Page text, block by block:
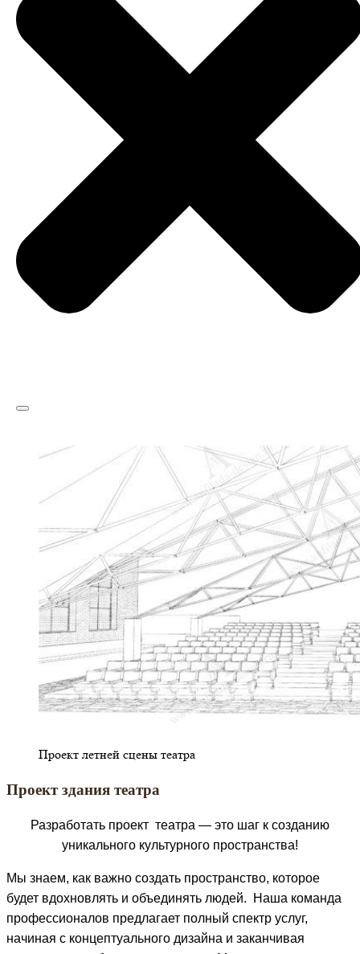
Проект летней сцены театра
Проект здания театра
Разработать проект театра — это шаг к созданию
уникального культурного пространства!
Мы знаем, как важно создать пространство, которое
будет вдохновлять и объединять людей. Наша команда
профессионалов предлагает полный спектр услуг,
начиная с концептуального дизайна и заканчивая